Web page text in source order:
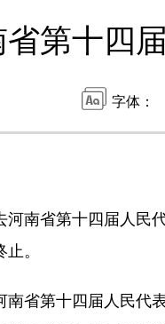
第十四
字体：
省第十四届人民
。
第十四届人民代